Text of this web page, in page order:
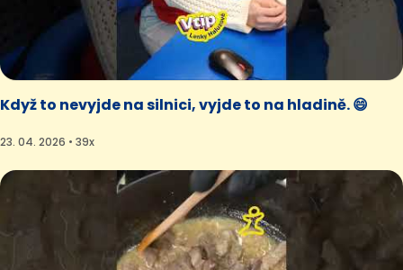
Když to nevyjde na silnici, vyjde to na hladině. 😄
23. 04. 2026 • 39x